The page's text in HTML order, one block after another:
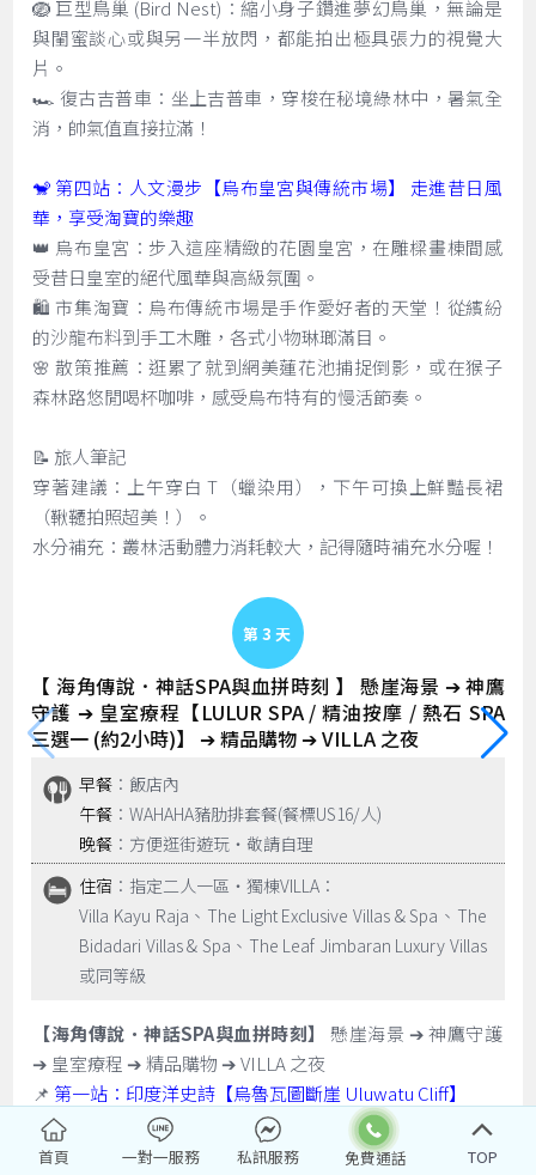
🪺 巨型鳥巢 (Bird Nest)：縮小身子鑽進夢幻鳥巢，無論是
與閨蜜談心或與另一半放閃，都能拍出極具張力的視覺大
片。
🏎️ 復古吉普車：坐上吉普車，穿梭在秘境綠林中，暑氣全
消，帥氣值直接拉滿！
🐒 第四站：人文漫步【烏布皇宮與傳統市場】 走進昔日風
華，享受淘寶的樂趣
👑 烏布皇宮：步入這座精緻的花園皇宮，在雕樑畫棟間感
受昔日皇室的絕代風華與高級氛圍。
🛍️ 市集淘寶：烏布傳統市場是手作愛好者的天堂！從繽紛
的沙龍布料到手工木雕，各式小物琳瑯滿目。
🌸 散策推薦：逛累了就到網美蓮花池捕捉倒影，或在猴子
森林路悠閒喝杯咖啡，感受烏布特有的慢活節奏。
📝 旅人筆記
穿著建議：上午穿白 T（蠟染用），下午可換上鮮豔長裙
（鞦韆拍照超美！）。
水分補充：叢林活動體力消耗較大，記得隨時補充水分喔！
Day 3
【 海角傳說．神話SPA與血拼時刻 】 懸崖海景 ➔ 神鷹
守護 ➔ 皇室療程【LULUR SPA / 精油按摩 / 熱石 SPA
三選一 (約2小時)】 ➔ 精品購物 ➔ VILLA 之夜
早餐 ：飯店內
午餐 ：WAHAHA豬肋排套餐(餐標US16/人)
晚餐 ：方便逛街遊玩‧敬請自理
住宿 ：指定二人一區‧獨棟VILLA：
Villa Kayu Raja、The Light Exclusive Villas & Spa、The
Bidadari Villas & Spa、The Leaf Jimbaran Luxury Villas
或同等級
【海角傳說．神話SPA與血拼時刻】
懸崖海景 ➔ 神鷹守護
➔ 皇室療程 ➔ 精品購物 ➔ VILLA 之夜
📌 第一站：印度洋史詩【烏魯瓦圖斷崖 Uluwatu Cliff】
📍 絕佳視角：站在斷崖之巔，俯瞰浩瀚無邊的印度洋。斷
崖上是觀海的絕佳位置，典型的峇里島精緻建築與朝向大海
首頁 一對一服務 私訊服務 TOP